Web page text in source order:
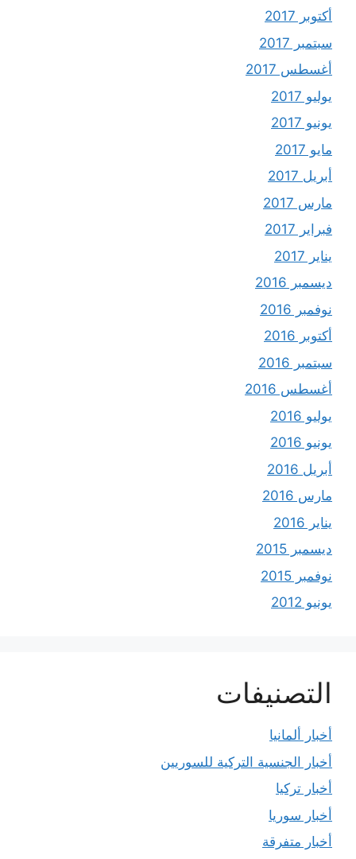
أكتوبر 2017
سبتمبر 2017
أغسطس 2017
يوليو 2017
يونيو 2017
مايو 2017
أبريل 2017
مارس 2017
فبراير 2017
يناير 2017
ديسمبر 2016
نوفمبر 2016
أكتوبر 2016
سبتمبر 2016
أغسطس 2016
يوليو 2016
يونيو 2016
أبريل 2016
مارس 2016
يناير 2016
ديسمبر 2015
نوفمبر 2015
يونيو 2012
التصنيفات
أخبار ألمانيا
أخبار الجنسية التركية للسوريين
أخبار تركيا
أخبار سوريا
أخبار متفرقة